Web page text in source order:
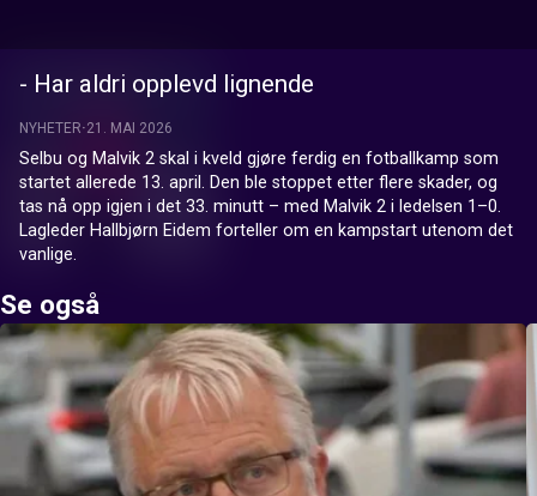
- Har aldri opplevd lignende
NYHETER 21. MAI 2026
Selbu og Malvik 2 skal i kveld gjøre ferdig en fotballkamp som
startet allerede 13. april. Den ble stoppet etter flere skader, og
tas nå opp igjen i det 33. minutt – med Malvik 2 i ledelsen 1–0.
Lagleder Hallbjørn Eidem forteller om en kampstart utenom det
vanlige.
Se også